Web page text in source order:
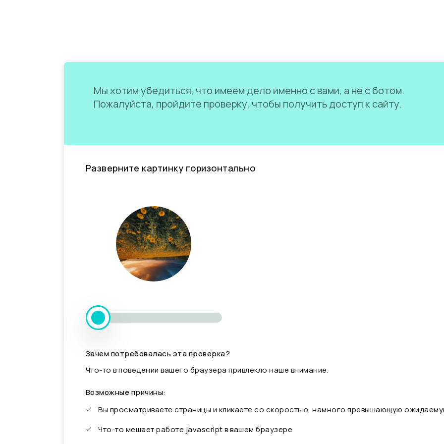
Мы хотим убедиться, что имеем дело именно с вами, а не с ботом.
Пожалуйста, пройдите проверку, чтобы получить доступ к сайту.
Разверните картинку горизонтально
Зачем потребовалась эта проверка?
Что-то в поведении вашего браузера привлекло наше внимание.
Возможные причины:
Вы просматриваете страницы и кликаете со скоростью, намного превышающую
Что-то мешает работе javascript в вашем браузере